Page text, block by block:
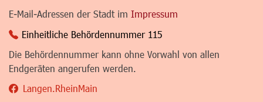
E-Mail-Adressen der Stadt im Impressum
Einheitliche Behördennummer 115
Die Behördennummer kann ohne Vorwahl von allen
Endgeräten angerufen werden.
Langen.RheinMain